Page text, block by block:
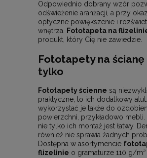
Odpowiednio dobrany wzór
odświeżenie aranżacji, a przy
optyczne powiększenie i
wnętrza.
Fototapeta na
produkt, który Cię nie zawiedzie.
Fototapety na ścianę
tylko
Fototapety ścienne są
praktyczne, to ich dodatkowy
wykorzystać je także do
powierzchni, przykładowo mebli.
nie tylko ich montaż jest łatwy.
również nie sprawia żadnych
Dostępna w asortymencie
flizelinie o gramaturze 110 g/m²